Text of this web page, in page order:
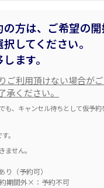
方は、ご希望の
してください。
ます。
ご利用頂けない場合が
承ください。
も、キャンセル待ちとして仮予約
。
せん。
（予約可）
期間外×：予約不可
留コンファレンスセンター
ーデン
アター
ンファレンスセンター
空港
時間から選ぶ